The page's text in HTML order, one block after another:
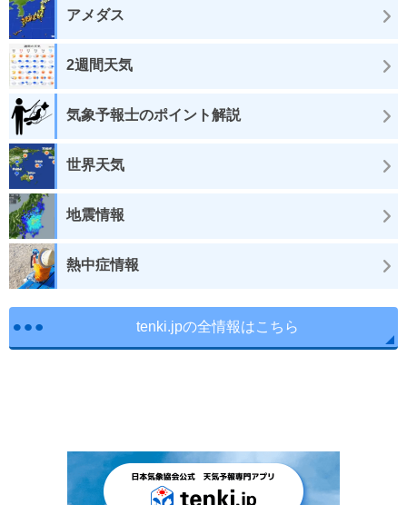
アメダス
2週間天気
気象予報士のポイント解説
世界天気
地震情報
熱中症情報
tenki.jpの全情報はこちら